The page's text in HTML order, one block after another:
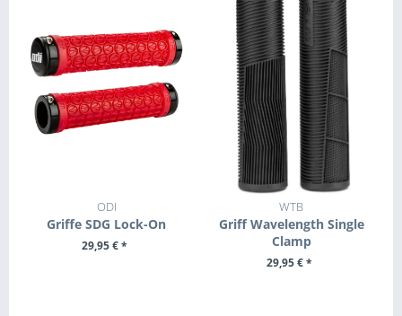
ODI
Griffe SDG Lock-On
29,95 € *
WTB
Griff Wavelength Single
Clamp
29,95 € *